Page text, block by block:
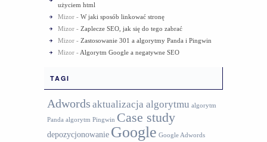
użyciem html
Mizor - W jaki sposób linkować stronę
Mizor - Zaplecze SEO, jak się do tego zabrać
Mizor - Zastosowanie 301 a algorytmy Panda i Pingwin
Mizor - Algorytm Google a negatywne SEO
TAGI
Adwords aktualizacja algorytmu algorytm
Panda algorytm Pingwin Case study
depozycjonowanie Google Google Adwords